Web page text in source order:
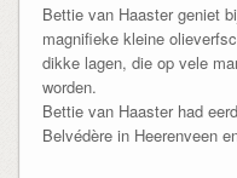
Bettie van Haaster geniet
magnifieke kleine
dikke lagen, die op vele
worden.
Bettie van Haaster had
Belvédère in Heerenveen